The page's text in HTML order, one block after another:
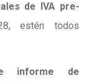
de IVA pre-
estén todos
informe de